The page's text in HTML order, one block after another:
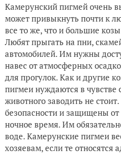
Камерунский пигмей очень
может привыкнуть почти к
все то же, что и большие
Любят прыгать на пни,
автомобилей. Им нужны
навес от атмосферных
для прогулок. Как и другие
пигмеи нуждаются в чувстве
животного заводить не
безопасности и защищены
ночное время. Им
воде. Камерунские пигмеи
хозяевам, если те относятся